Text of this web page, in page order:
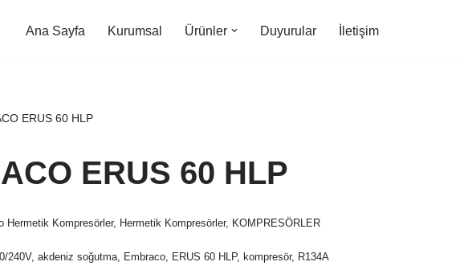
Ana Sayfa Kurumsal Ürünler Duyurular İletişim
ERUS 60 HLP
ERUS 60 HLP
Hermetik Kompresörler, Hermetik Kompresörler, KOMPRESÖRLER
240V,akdeniz soğutma, Embraco, ERUS 60 HLP, kompresör, R134A